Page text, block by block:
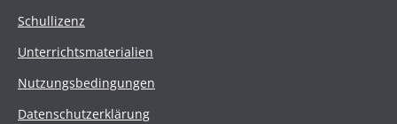
Schullizenz
Unterrichtsmaterialien
Nutzungsbedingungen
Datenschutzerklärung